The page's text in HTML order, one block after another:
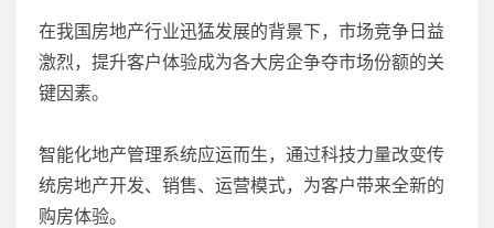
在我国房地产行业迅猛发展的背景下，市场竞争日益
激烈，提升客户体验成为各大房企争夺市场份额的关
键因素。
智能化地产管理系统应运而生，通过科技力量改变传
统房地产开发、销售、运营模式，为客户带来全新的
购房体验。